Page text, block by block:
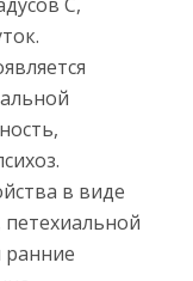
в виде
ранние